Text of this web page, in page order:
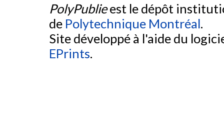
PolyPublieest le dépôt
de Polytechnique Montréal.
Site développé à l'aide du
EPrints.